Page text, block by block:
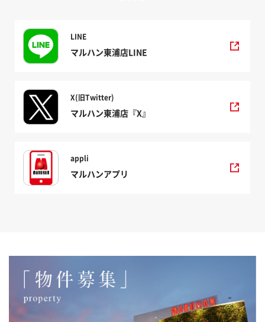
LINE
マルハン東浦店LINE
X(旧Twitter)
マルハン東浦店『X』
appli
マルハンアプリ